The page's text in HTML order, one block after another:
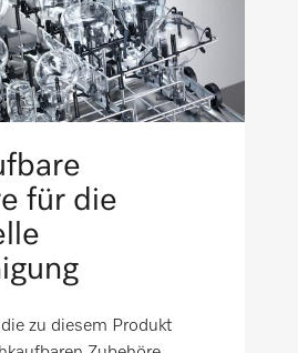
in mm i
kg
kg
für die
zu diesem Produkt